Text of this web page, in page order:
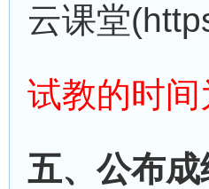
云课堂
试教的时
五、公布